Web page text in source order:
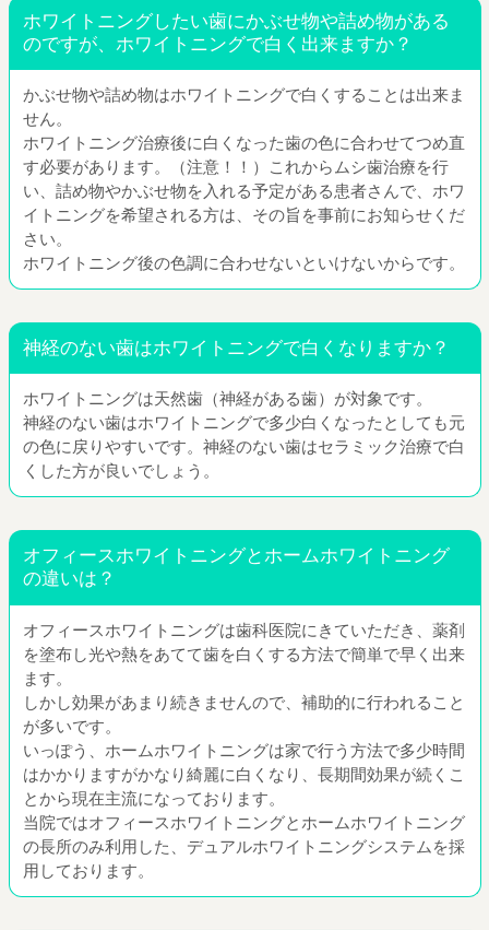
ホワイトニングしたい歯にかぶせ物や詰め物がある
のですが、ホワイトニングで白く出来ますか？
かぶせ物や詰め物はホワイトニングで白くすることは出来ま
せん。
ホワイトニング治療後に白くなった歯の色に合わせてつめ直
す必要があります。（注意！！）これからムシ歯治療を行
い、詰め物やかぶせ物を入れる予定がある患者さんで、ホワ
イトニングを希望される方は、その旨を事前にお知らせくだ
さい。
ホワイトニング後の色調に合わせないといけないからです。
神経のない歯はホワイトニングで白くなりますか？
ホワイトニングは天然歯（神経がある歯）が対象です。
神経のない歯はホワイトニングで多少白くなったとしても元
の色に戻りやすいです。神経のない歯はセラミック治療で白
くした方が良いでしょう。
オフィースホワイトニングとホームホワイトニング
の違いは？
オフィースホワイトニングは歯科医院にきていただき、薬剤
を塗布し光や熱をあてて歯を白くする方法で簡単で早く出来
ます。
しかし効果があまり続きませんので、補助的に行われること
が多いです。
いっぽう、ホームホワイトニングは家で行う方法で多少時間
はかかりますがかなり綺麗に白くなり、長期間効果が続くこ
とから現在主流になっております。
当院ではオフィースホワイトニングとホームホワイトニング
の長所のみ利用した、デュアルホワイトニングシステムを採
用しております。